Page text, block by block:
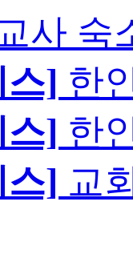
사 숙
] 한
] 한
] 교